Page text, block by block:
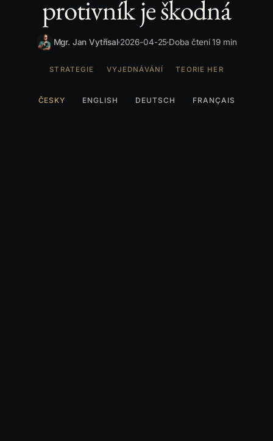
protivník je škodná
Mgr. Jan Vytřísal2026-04-25 Doba čtení 19 min
STRATEGIE VYJEDNÁVÁNÍ TEORIE HER
ČESKY ENGLISH DEUTSCH FRANÇAIS